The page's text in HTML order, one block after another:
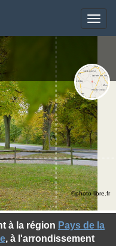
Toggle
à la région Pays de la
, à l'arrondissement
©photo-libre.fr
Toggle